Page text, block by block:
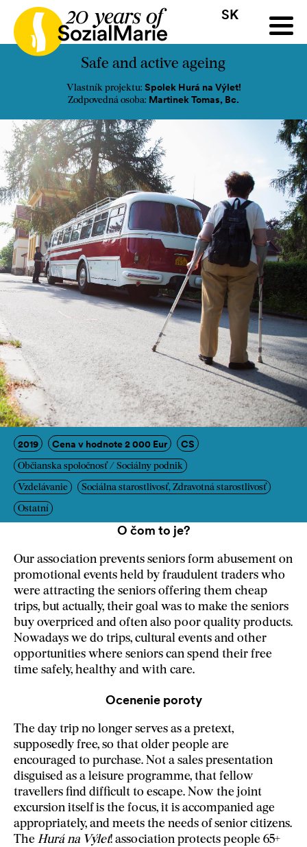
SK
HU SK SL
ProjektyInsightsMédiá Kontakt
Safe and active ageing
Vlastník projektu: Spolek Hurá na Výlet!
Zodpovedná osoba: Martinek Tomas, Bc.
2019 Cena v hodnote 2 000 Eur CS
Občianska spoločnosť / Sociálny podnik
Vzdelávanie Sociálna starostlivosť, Zdravotná starostlivosť
Ostatní
O čom to je?
Our association prevents seniors form abusement on
promotional events held by fraudulent traders who
were attracting the seniors offering them cheap
trips, but actually, their goal was to make the seniors
buy overpriced and often also poor quality products.
Nowadays we do trips, cultural events and other
opportunities where seniors can spend their free
time safely, healthy and with care.
Ocenenie poroty
The day trip no longer serves as a pretext,
supposedly free, so that older people are
encouraged to purchase. Not a sales presentation
disguised as a leisure programme, that fellow
travellers find difficult to escape. Now the joint
excursion itself is the focus, it is accompanied age
appropriately, and meets the needs of senior citizens.
The Hurá na Výlet! association protects people 65+